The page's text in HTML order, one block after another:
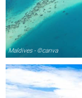
Maldives - ©canva